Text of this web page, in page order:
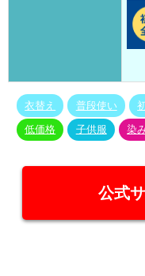
衣替え 普段使い
低価格 子供服 染
公式